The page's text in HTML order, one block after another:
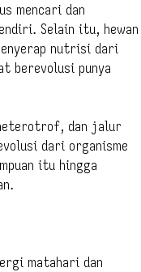
mencari dan
Selain itu, hewan
nutrisi dari
berevolusi punya
heterotrof, dan jalur
dari organisme
itu hingga
matahari dan